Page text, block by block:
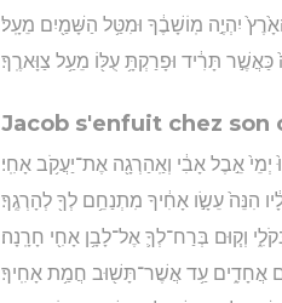
יִהְיֶ֣ה מֽוֹשָׁבֶ֔ךָ וּמִטַּ֥ל הַשָּׁמַ֖יִם מֵעָֽל׃
תָּרִ֔יד וּפָרַקְתָּ֥ עֻלּ֖וֹ מֵעַ֥ל צַוָּארֶֽךָ׃
Jacob s'enfuit chez son
אֵ֣בֶל אָבִ֔י וְאַֽהַרְגָ֖ה אֶת־יַעֲקֹ֥ב אָחִֽי׃
הִנֵּה֙ עֵשָׂ֣ו אָחִ֔יךָ מִתְנַחֵ֥ם לְךָ֖ לְהָרְגֶֽךָ׃
וְק֧וּם בְּרַח־לְךָ֛ אֶל־לָבָ֥ן אָחִ֖י חָרָֽנָה׃
אֲחָדִ֑ים עַ֥ד אֲשֶׁר־תָּשׁ֖וּב חֲמַ֥ת אָחִֽיךָ׃